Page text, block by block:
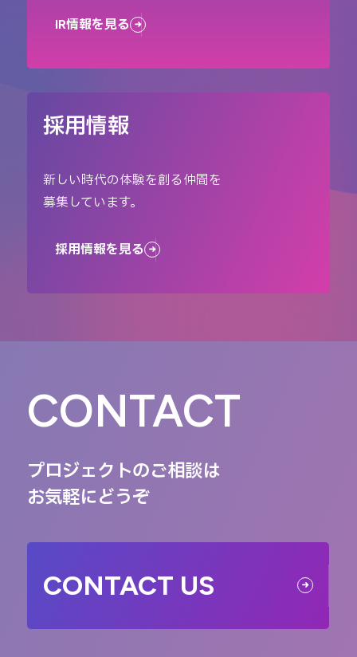
IR情報を見る
採用情報
新しい時代の体験を創る仲間を
募集しています。
採用情報を見る
CONTACT
プロジェクトのご相談は
お気軽にどうぞ
CONTACT US